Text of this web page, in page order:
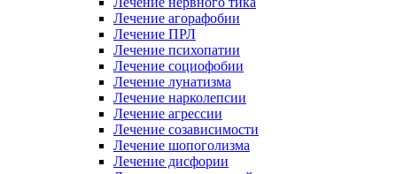
Лечение агорафобии
Лечение ПРЛ
Лечение психопатии
Лечение социофобии
Лечение лунатизма
Лечение нарколепсии
Лечение агрессии
Лечение созависимости
Лечение шопоголизма
Лечение дисфории